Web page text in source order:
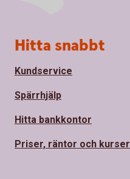
Sidfot
Hitta snabbt
Kundservice
Spärrhjälp
Hitta bankkontor
Priser, räntor och kurser